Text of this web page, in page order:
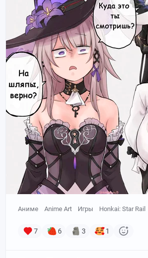
Аниме Anime Art Игры Honkai: Star Rail
7 6 3 1